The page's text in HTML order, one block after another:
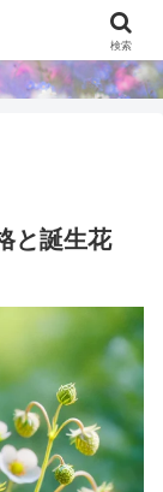
と誕生花
検索